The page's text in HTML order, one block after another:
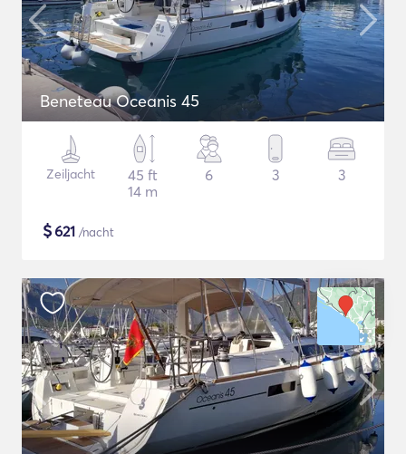
Beneteau Oceanis 45
Zeiljacht
45 ft
14 m
6 3 3
$621 /nacht